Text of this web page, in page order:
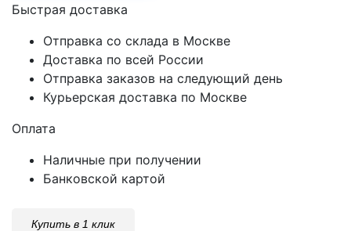
Быстрая доставка
Отправка со склада в Москве
Доставка по всей России
Отправка заказов на следующий день
Курьерская доставка по Москве
Оплата
Наличные при получении
Банковской картой
Купить в 1 клик